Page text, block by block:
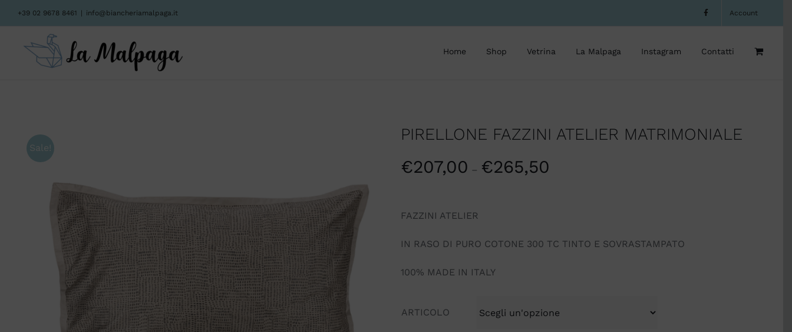
al
contenuto
+39 02 9678 8461 info@biancheriamalpaga.it Account
Home Shop Vetrina La Malpaga Instagram Contatti
Sale!
PIRELLONE FAZZINI ATELIER MATRIMONIALE
€207,00 – €265,50
FAZZINI ATELIER
IN RASO DI PURO COTONE 300 TC TINTO E SOVRASTAMPATO
100% MADE IN ITALY
ARTICOLO